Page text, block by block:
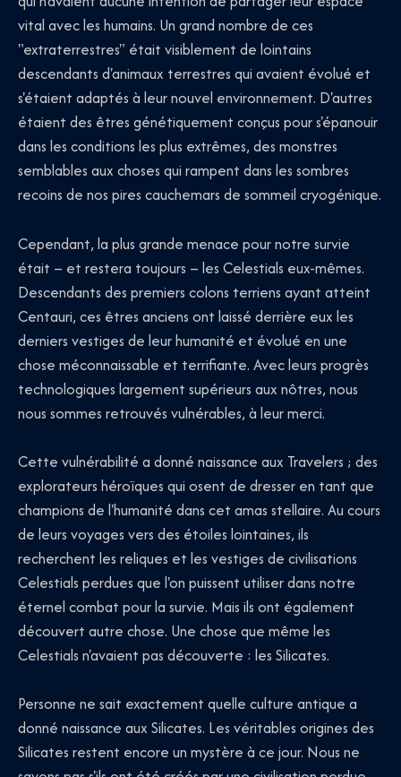
vital avec les humains. Un grand nombre de ces
"extraterrestres" était visiblement de lointains
descendants d'animaux terrestres qui avaient évolué et
s'étaient adaptés à leur nouvel environnement. D'autres
étaient des êtres génétiquement conçus pour s'épanouir
dans les conditions les plus extrêmes, des monstres
semblables aux choses qui rampent dans les sombres
recoins de nos pires cauchemars de sommeil cryogénique.
Cependant, la plus grande menace pour notre survie
était – et restera toujours – les Celestials eux-mêmes.
Descendants des premiers colons terriens ayant atteint
Centauri, ces êtres anciens ont laissé derrière eux les
derniers vestiges de leur humanité et évolué en une
chose méconnaissable et terrifiante. Avec leurs progrès
technologiques largement supérieurs aux nôtres, nous
nous sommes retrouvés vulnérables, à leur merci.
Cette vulnérabilité a donné naissance aux Travelers ; des
explorateurs héroïques qui osent de dresser en tant que
champions de l'humanité dans cet amas stellaire. Au cours
de leurs voyages vers des étoiles lointaines, ils
recherchent les reliques et les vestiges de civilisations
Celestials perdues que l'on puissent utiliser dans notre
éternel combat pour la survie. Mais ils ont également
découvert autre chose. Une chose que même les
Celestials n'avaient pas découverte : les Silicates.
Personne ne sait exactement quelle culture antique a
donné naissance aux Silicates. Les véritables origines des
Silicates restent encore un mystère à ce jour. Nous ne